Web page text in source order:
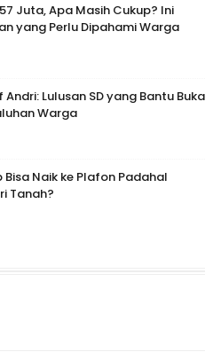
Juta, Apa Masih Cukup? Ini
yang Perlu Dipahami Warga
Lulusan SD yang Bantu Buka
Warga
Bisa Naik ke Plafon Padahal
Tanah?